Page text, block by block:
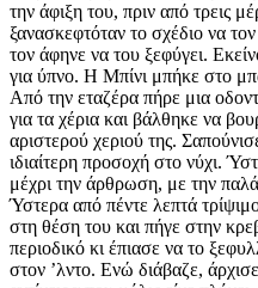
την άφιξη του, πριν από τρεις
ξανασκεφτόταν το σχέδιο να
τον άφηνε να του ξεφύγει.
για ύπνο. Η Μπίνι μπήκε στο
Από την εταζέρα πήρε μια
για τα χέρια και βάλθηκε να
αριστερού χεριού της.
ιδιαίτερη προσοχή στο νύχι.
μέχρι την άρθρωση, με την
Ύστερα από πέντε λεπτά
στη θέση του και πήγε στην
περιοδικό κι έπιασε να το
στον ʼλντο. Ενώ διάβαζε,